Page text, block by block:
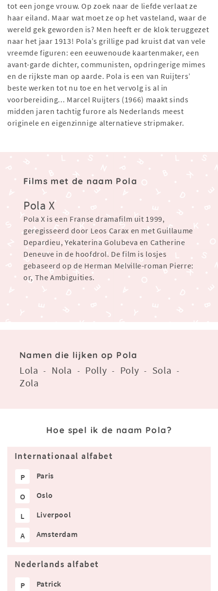
tot een jonge vrouw. Op zoek naar de liefde verlaat ze
haar eiland. Maar wat moet ze op het vasteland, waar de
wereld gek geworden is? Men heeft er de klok teruggezet
naar het jaar 1913! Pola’s grillige pad kruist dat van vele
vreemde figuren: een eeuwenoude kaartenmaker, een
avant-garde dichter, communisten, opdringerige mimes
en de rijkste man op aarde. Pola is een van Ruijters’
beste werken tot nu toe en het vervolg is al in
voorbereiding... Marcel Ruijters (1966) maakt sinds
midden jaren tachtig furore als Nederlands meest
originele en eigenzinnige alternatieve stripmaker.
Films met de naam Pola
Pola X
Pola X is een Franse dramafilm uit 1999,
geregisseerd door Leos Carax en met Guillaume
Depardieu, Yekaterina Golubeva en Catherine
Deneuve in de hoofdrol. De film is losjes
gebaseerd op de Herman Melville-roman Pierre:
or, The Ambiguities.
Namen die lijken op Pola
Lola - Nola - Polly - Poly - Sola -
Zola
Hoe spel ik de naam Pola?
Internationaal alfabet
P Paris
O Oslo
L Liverpool
A Amsterdam
Nederlands alfabet
P Patrick